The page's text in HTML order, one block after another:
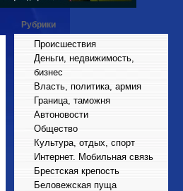
Рубрики
Происшествия
Деньги, недвижимость,
бизнес
Власть, политика, армия
Граница, таможня
Автоновости
Общество
Культура, отдых, спорт
Интернет. Мобильная связь
Брестская крепость
Беловежская пуща